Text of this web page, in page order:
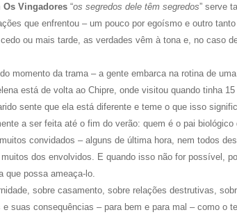
Os Vingadores “os segredos dele têm segredos” serve
que enfrentou – um pouco por egoísmo e outro
ou mais tarde, as verdades vêm à tona e, no caso
momento da trama – a gente embarca na rotina de
está de volta ao Chipre, onde visitou quando tinha
sente que ela está diferente e teme o que isso
a ser feita até o fim do verão: quem é o pai biológico
convidados – alguns de última hora, nem todos
dos envolvidos. E quando isso não for possível,
que possa ameaça-lo.
sobre casamento, sobre relações destrutivas,
suas consequências – para bem e para mal – como o